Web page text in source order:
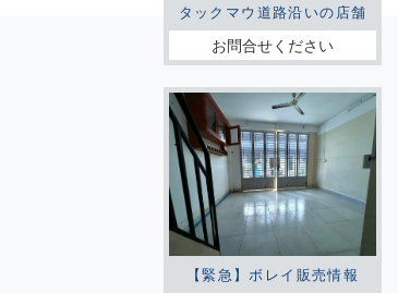
タックマウ道路沿いの店舗
お問合せください
【緊急】ボレイ販売情報